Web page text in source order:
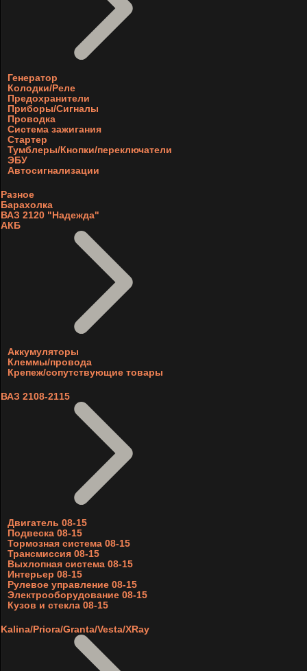
Генератор
Колодки/Реле
Предохранители
Приборы/Сигналы
Проводка
Система зажигания
Стартер
Тумблеры/Кнопки/переключатели
ЭБУ
Автосигнализации
Разное
Барахолка
ВАЗ 2120 "Надежда"
АКБ
Аккумуляторы
Клеммы/провода
Крепеж/сопутствующие товары
ВАЗ 2108-2115
Двигатель 08-15
Подвеска 08-15
Тормозная система 08-15
Трансмиссия 08-15
Выхлопная система 08-15
Интерьер 08-15
Рулевое управление 08-15
Электрооборудование 08-15
Кузов и стекла 08-15
Kalina/Priora/Granta/Vesta/XRay